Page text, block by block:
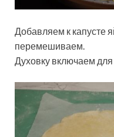
Добавляем к капусте
перемешиваем.
Духовку включаем для